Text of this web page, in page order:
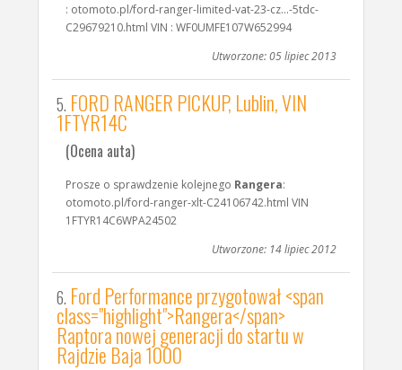
: otomoto.pl/ford-ranger-limited-vat-23-cz...-5tdc-
C29679210.html VIN : WF0UMFE107W652994
Utworzone: 05 lipiec 2013
5. FORD RANGER PICKUP, Lublin, VIN
1FTYR14C
(Ocena auta)
Prosze o sprawdzenie kolejnego Rangera:
otomoto.pl/ford-ranger-xlt-C24106742.html VIN
1FTYR14C6WPA24502
Utworzone: 14 lipiec 2012
6. Ford Performance przygotował <span
class="highlight">Rangera</span>
Raptora nowej generacji do startu w
Rajdzie Baja 1000